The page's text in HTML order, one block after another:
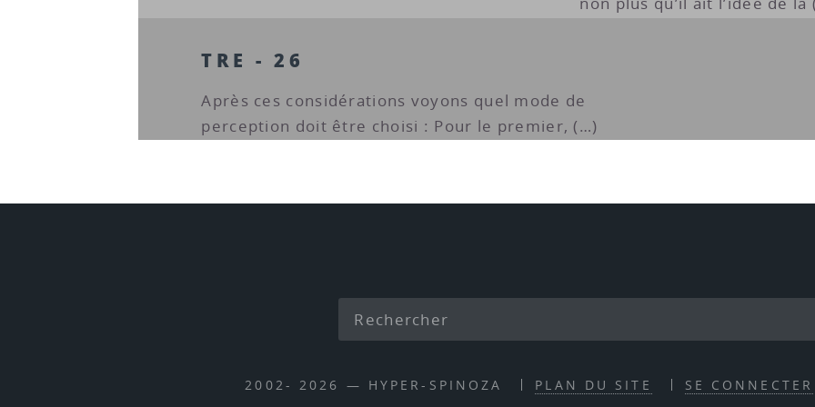
TRE - 26
Après ces considérations voyons quel mode de
perception doit être choisi : Pour le premier, (…)
2002- 2026 — HYPER-SPINOZA PLAN DU SITE SE CONNECTER